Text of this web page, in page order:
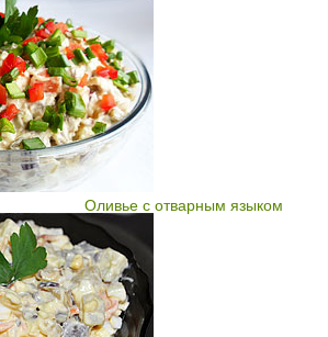
Оливье с отварным языком